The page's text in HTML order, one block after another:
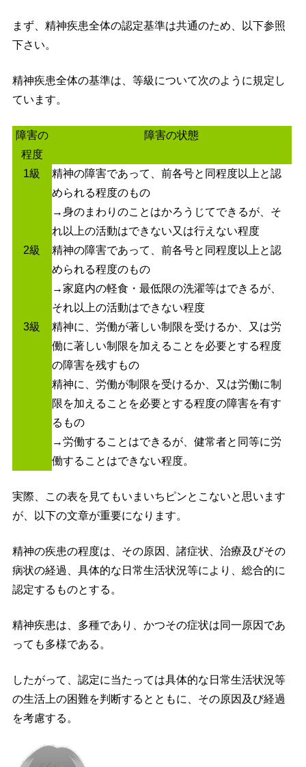
まず、精神疾患全体の認定基準は共通のため、以下参照
下さい。
精神疾患全体の基準は、等級について次のように規定し
ています。
障害の
程度
障害の状態
1級
精神の障害であって、前各号と同程度以上と認
められる程度のもの
→身のまわりのことはかろうじてできるが、そ
れ以上の活動はできない又は行えない程度
2級
精神の障害であって、前各号と同程度以上と認
められる程度のもの
→家庭内の軽食・最低限の洗濯等はできるが、
それ以上の活動はできない程度
3級
精神に、労働が著しい制限を受けるか、又は労
働に著しい制限を加えることを必要とする程度
の障害を残すもの
精神に、労働が制限を受けるか、又は労働に制
限を加えることを必要とする程度の障害を有す
るもの
→労働することはできるが、健常者と同等に労
働することはできない程度。
実際、この表を見てもいまいちピンとこないと思います
が、以下の文章が重要になります。
精神の疾患の程度は、その原因、諸症状、治療及びその
病状の経過、具体的な日常生活状況等により、総合的に
認定するものとする。
精神疾患は、多種であり、かつその症状は同一原因であ
っても多様である。
したがって、認定に当たっては具体的な日常生活状況等
の生活上の困難を判断するとともに、その原因及び経過
を考慮する。